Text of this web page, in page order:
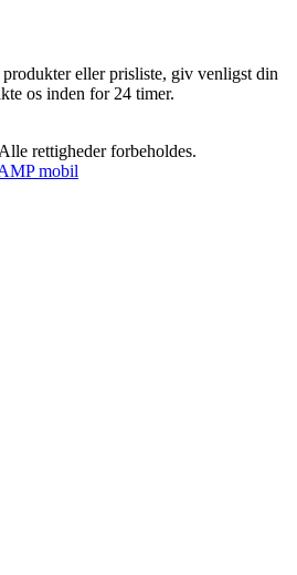
eller prisliste, giv venligst din
os inden for 24 timer.
rettigheder forbeholdes.
mobil